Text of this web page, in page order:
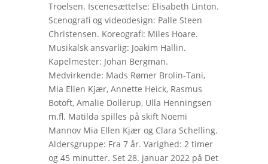
Troelsen. Iscenesættelse: Elisabeth Linton.
Scenografi og videodesign: Palle Steen
Christensen. Koreografi: Miles Hoare.
Musikalsk ansvarlig: Joakim Hallin.
Kapelmester: Johan Bergman.
Medvirkende: Mads Rømer Brolin-Tani,
Mia Ellen Kjær, Annette Heick, Rasmus
Botoft, Amalie Dollerup, Ulla Henningsen
m.fl. Matilda spilles på skift Noemi
Mannov Mia Ellen Kjær og Clara Schelling.
Aldersgruppe: Fra 7 år. Varighed: 2 timer
og 45 minutter. Set 28. januar 2022 på Det